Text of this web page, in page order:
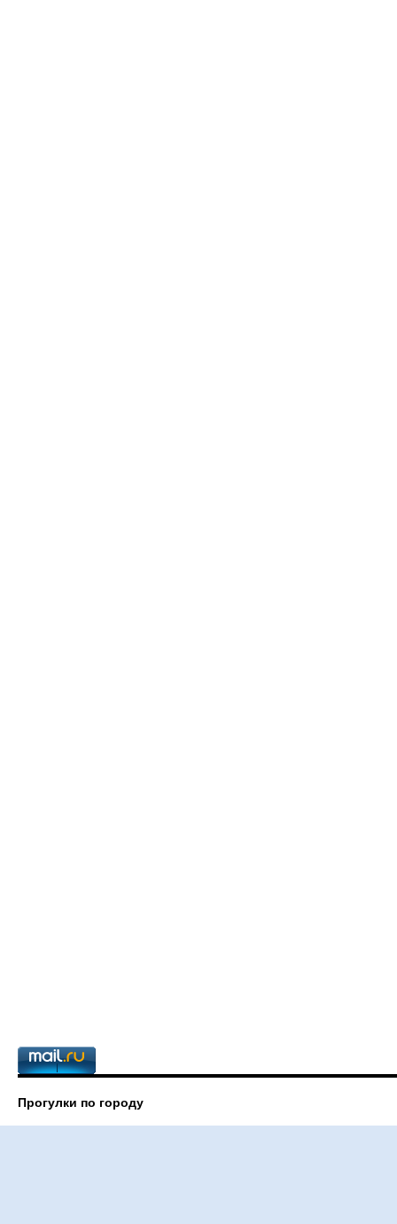
Прогулки по городу